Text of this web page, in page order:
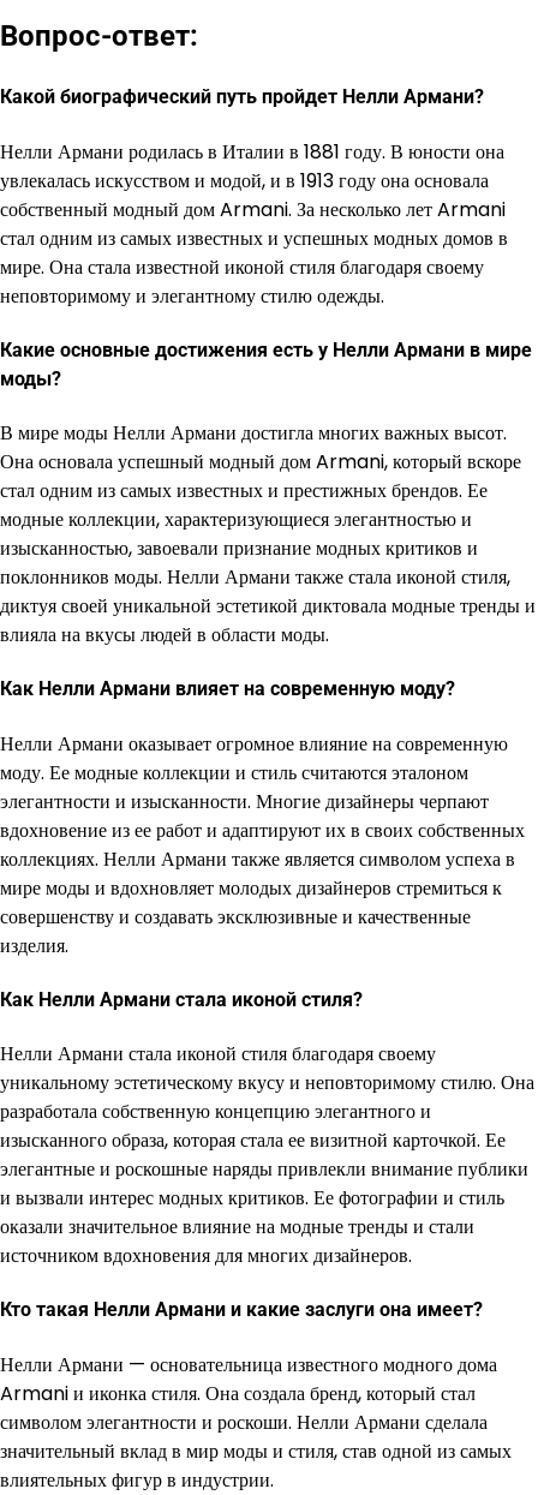
Вопрос-ответ:
Какой биографический путь пройдет Нелли Армани?
Нелли Армани родилась в Италии в 1881 году. В юности она
увлекалась искусством и модой, и в 1913 году она основала
собственный модный дом Armani. За несколько лет Armani
стал одним из самых известных и успешных модных домов в
мире. Она стала известной иконой стиля благодаря своему
неповторимому и элегантному стилю одежды.
Какие основные достижения есть у Нелли Армани в мире
моды?
В мире моды Нелли Армани достигла многих важных высот.
Она основала успешный модный дом Armani, который вскоре
стал одним из самых известных и престижных брендов. Ее
модные коллекции, характеризующиеся элегантностью и
изысканностью, завоевали признание модных критиков и
поклонников моды. Нелли Армани также стала иконой стиля,
диктуя своей уникальной эстетикой диктовала модные тренды и
влияла на вкусы людей в области моды.
Как Нелли Армани влияет на современную моду?
Нелли Армани оказывает огромное влияние на современную
моду. Ее модные коллекции и стиль считаются эталоном
элегантности и изысканности. Многие дизайнеры черпают
вдохновение из ее работ и адаптируют их в своих собственных
коллекциях. Нелли Армани также является символом успеха в
мире моды и вдохновляет молодых дизайнеров стремиться к
совершенству и создавать эксклюзивные и качественные
изделия.
Как Нелли Армани стала иконой стиля?
Нелли Армани стала иконой стиля благодаря своему
уникальному эстетическому вкусу и неповторимому стилю. Она
разработала собственную концепцию элегантного и
изысканного образа, которая стала ее визитной карточкой. Ее
элегантные и роскошные наряды привлекли внимание публики
и вызвали интерес модных критиков. Ее фотографии и стиль
оказали значительное влияние на модные тренды и стали
источником вдохновения для многих дизайнеров.
Кто такая Нелли Армани и какие заслуги она имеет?
Нелли Армани — основательница известного модного дома
Armani и иконка стиля. Она создала бренд, который стал
символом элегантности и роскоши. Нелли Армани сделала
значительный вклад в мир моды и стиля, став одной из самых
влиятельных фигур в индустрии.